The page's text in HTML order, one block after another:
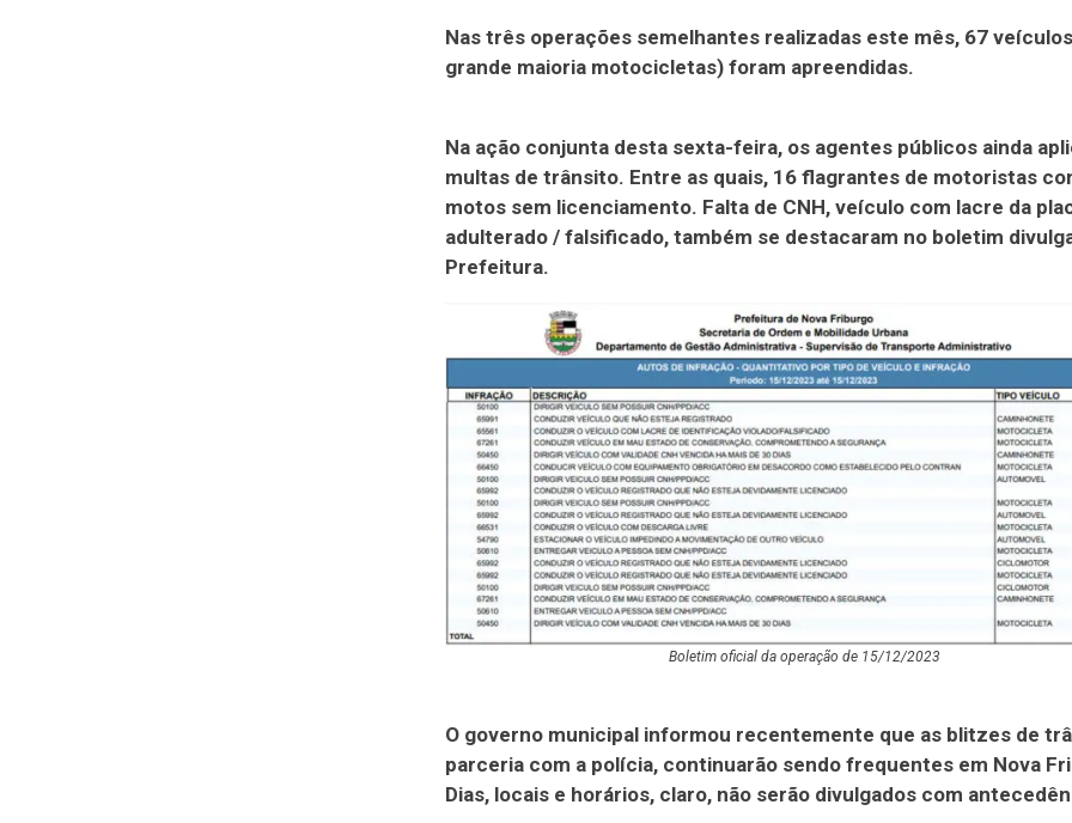
Nas três operações semelhantes realizadas este mês, 67
grande maioria motocicletas) foram apreendidas.
Na ação conjunta desta sexta-feira, os agentes públicos ainda
multas de trânsito. Entre as quais, 16 flagrantes de motoristas
motos sem licenciamento. Falta de CNH, veículo com lacre da
adulterado / falsificado, também se destacaram no boletim
Prefeitura.
Boletim oficial da operação de 15/12/2023
O governo municipal informou recentemente que as blitzes de
parceria com a polícia, continuarão sendo frequentes em Nova
Dias, locais e horários, claro, não serão divulgados com